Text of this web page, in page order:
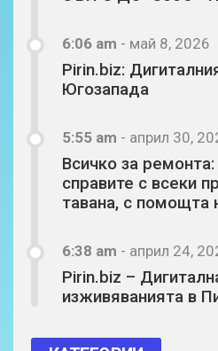
6:06 am - май 8, 2026
Pirin.biz:
Югозапада
5:55 am - април 30,
Всичко за
справите с всеки
тавана, с помощта
6:38 am - април 24,
Pirin.biz –
изживяванията в